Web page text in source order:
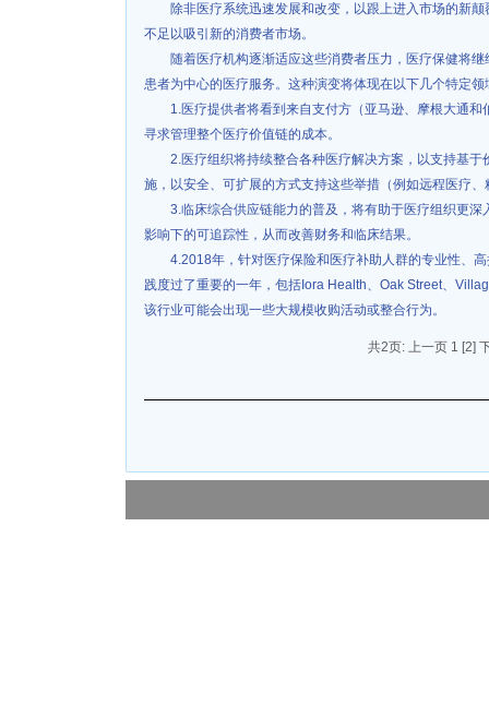
除非医疗系统迅速发展和改变，以跟上进入市场的新
不足以吸引新的消费者市场。
随着医疗机构逐渐适应这些消费者压力，医疗保健将
患者为中心的医疗服务。这种演变将体现在以下几个特定领
1.医疗提供者将看到来自支付方（亚马逊、摩根大通
寻求管理整个医疗价值链的成本。
2.医疗组织将持续整合各种医疗解决方案，以支持基
施，以安全、可扩展的方式支持这些举措（例如远程医疗
3.临床综合供应链能力的普及，将有助于医疗组织更
影响下的可追踪性，从而改善财务和临床结果。
4.2018年，针对医疗保险和医疗补助人群的专业性、
践度过了重要的一年，包括Iora Health、Oak Street、
该行业可能会出现一些大规模收购活动或整合行为。
共2页: 上一页 1 [2]